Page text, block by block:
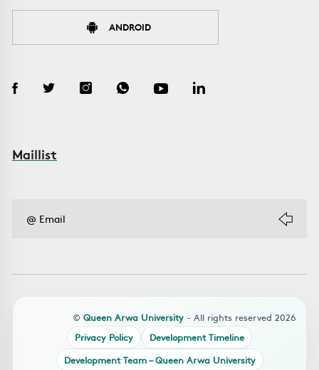
ANDROID
Maillist
© Queen Arwa University - All rights reserved 2026
Privacy Policy
Development Timeline
Development Team – Queen Arwa University